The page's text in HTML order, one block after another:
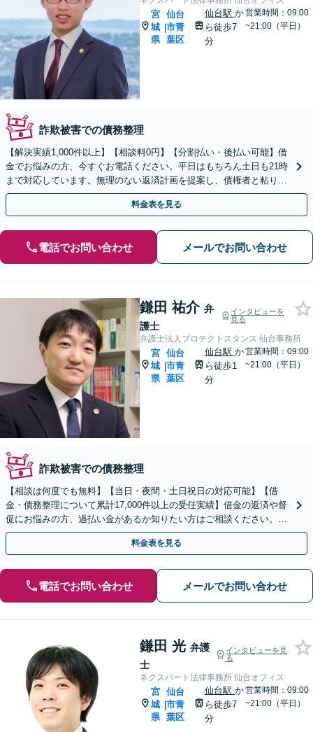
宮
城
県
|
仙台
市青
葉区
仙台駅 か
ら徒歩7
分
営業時間：09:00
~21:00（平日）
詐欺被害での債務整理
【解決実績1,000件以上】【相談料0円】【分割払い・後払い可能】借
金でお悩みの方、今すぐお電話ください。平日はもちろん土日も21時
まで対応しています。無理のない返済計画を提案し、債権者と粘り強
く交渉いたします。
料金表を見る
電話でお問い合わせ メールでお問い合わせ
鎌田 祐介 弁
護士
インタビューを
見る
弁護士法人プロテクトスタンス 仙台事務所
宮
城
県
|
仙台
市青
葉区
仙台駅 か
ら徒歩1
分
営業時間：09:00
~21:00（平日）
詐欺被害での債務整理
【相談は何度でも無料】【当日・夜間・土日祝日の対応可能】【借
金・債務整理について累計17,000件以上の受任実績】借金の返済や督
促にお悩みの方、過払い金があるか知りたい方はご相談ください。ベ
ストな解決策を提案いたします。
料金表を見る
電話でお問い合わせ メールでお問い合わせ
鎌田 光 弁護
士
インタビューを見
る
ネクスパート法律事務所 仙台オフィス
宮
城
県
|
仙台
市青
葉区
仙台駅 か
ら徒歩7
分
営業時間：09:00
~21:00（平日）